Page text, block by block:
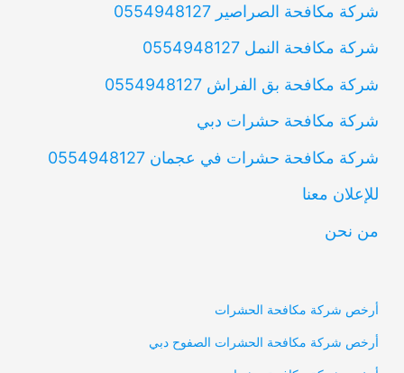
شركة مكافحة الصراصير 0554948127
شركة مكافحة النمل 0554948127
شركة مكافحة بق الفراش 0554948127
شركة مكافحة حشرات دبي
شركة مكافحة حشرات في عجمان 0554948127
للإعلان معنا
من نحن
أرخص شركة مكافحة الحشرات
أرخص شركة مكافحة الحشرات الصفوح دبي